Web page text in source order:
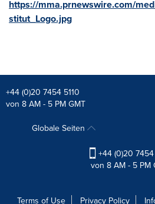
https://mma.prnewswire.com/
stitut_Logo.jpg
+44 (0)20 7454 5110
von 8 AM - 5 PM GMT
Globale Seiten
+44 (0)20 7454
von 8 AM - 5 PM
Terms of Use Privacy Policy